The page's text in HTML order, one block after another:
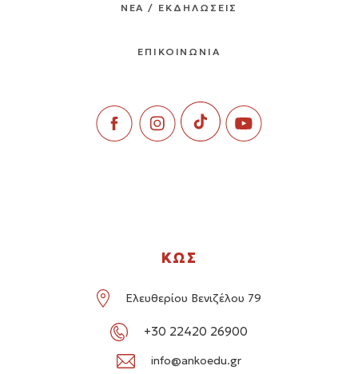
ΝΕΑ / ΕΚΔΗΛΩΣΕΙΣ
ΕΠΙΚΟΙΝΩΝΙΑ
ΚΩΣ
Ελευθερίου Βενιζέλου 79
+30 22420 26900
info@ankoedu.gr